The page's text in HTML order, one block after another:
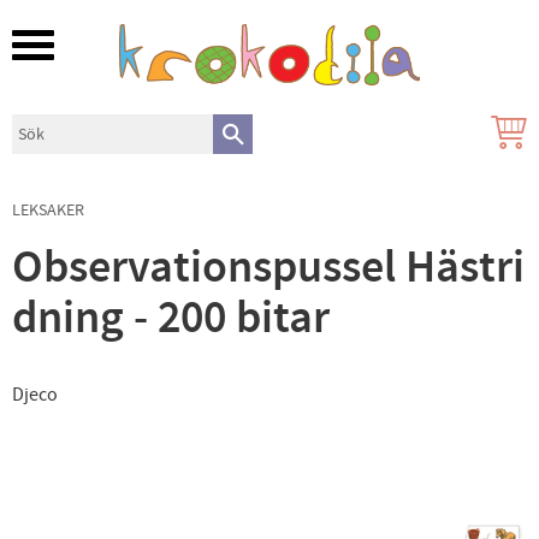
Meny
LEKSAKER
Observationspussel Hästri
dning - 200 bitar
Djeco